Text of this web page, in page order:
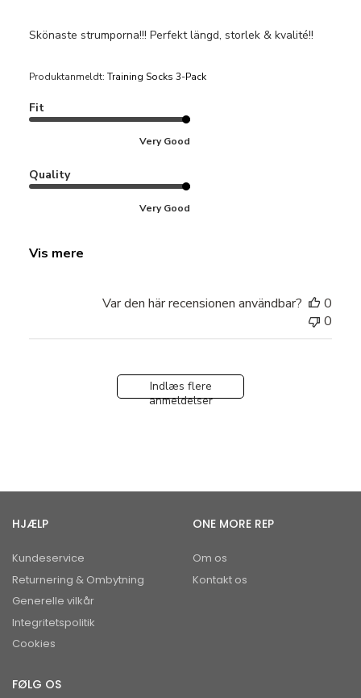
Skönaste strumporna!!! Perfekt längd, storlek & kvalité!!
Produktanmeldt: Training Socks 3-Pack
Fit
Very Good
Quality
Very Good
Vis mere
Var den här recensionen användbar?
0
0
Indlæs flere
anmeldelser
HJÆLP
Kundeservice
Returnering & Ombytning
Generelle vilkår
Integritetspolitik
Cookies
ONE MORE REP
Om os
Kontakt os
FØLG OS